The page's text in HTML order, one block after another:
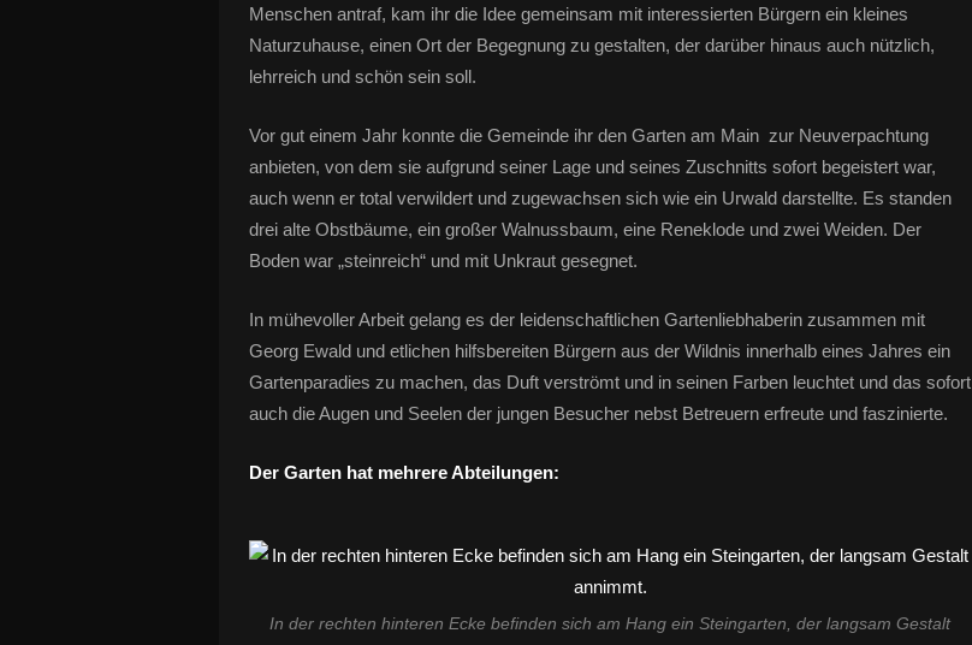
Menschen antraf, kam ihr die Idee gemeinsam mit interessierten Bürgern ein kleines
Naturzuhause, einen Ort der Begegnung zu gestalten, der darüber hinaus auch nützlich,
lehrreich und schön sein soll.
Vor gut einem Jahr konnte die Gemeinde ihr den Garten am Main zur Neuverpachtung
anbieten, von dem sie aufgrund seiner Lage und seines Zuschnitts sofort begeistert war,
auch wenn er total verwildert und zugewachsen sich wie ein Urwald darstellte. Es standen
drei alte Obstbäume, ein großer Walnussbaum, eine Reneklode und zwei Weiden. Der
Boden war „steinreich“ und mit Unkraut gesegnet.
In mühevoller Arbeit gelang es der leidenschaftlichen Gartenliebhaberin zusammen mit
Georg Ewald und etlichen hilfsbereiten Bürgern aus der Wildnis innerhalb eines Jahres ein
Gartenparadies zu machen, das Duft verströmt und in seinen Farben leuchtet und das sofort
auch die Augen und Seelen der jungen Besucher nebst Betreuern erfreute und faszinierte.
Der Garten hat mehrere Abteilungen:
In der rechten hinteren Ecke befinden sich am Hang ein Steingarten, der langsam Gestalt